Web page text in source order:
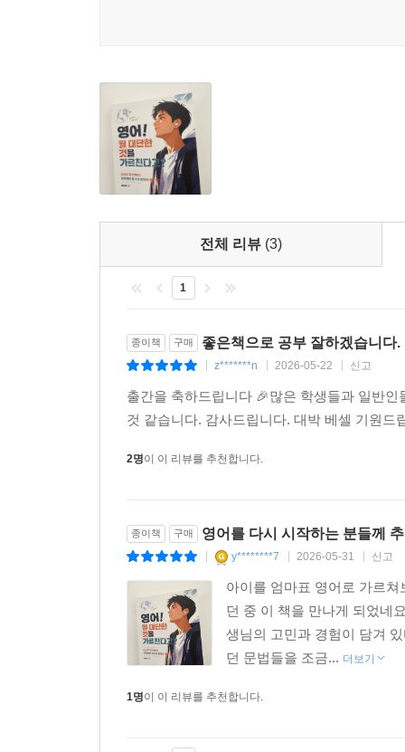
4. 현재완료 계속
5. 현재완료 완료
6. 현재완료 결과
7. 현재완료 진행
8. 과거완료
9. 미래완료
08 조동사
1. must : ~해야만 한다 / ~임에 틀림없다
3. used to / would+동사원형 : ~하곤 했다
4. can : ~할 수 있다 / ~해도 좋다 / ~해 주시겠어요?
5. will : ~할 것이다 / ~해 주겠어요
6. 조동사+have+p.p.
2. 관계부사
3. 관계사 없이 해석하기
5. 전치사+which
6. 계속적, 제한적 용법
7. 복합관계사
8. that의 구별
전체 리뷰 (3)
1
종이책 구매 좋은책으로 공부 잘하겠습니다.
z*******n 2026-05-22 신고
출간을 축하드립니다 🎉많은 학생들과 일반
것 같습니다. 감사드립니다. 대박 베셀 기원
2명이 이 리뷰를 추천합니다.
종이책 구매 영어를 다시 시작하는 분들께
y********7 2026-05-31 신고
아이를 엄마표 영어로 가르
던 중 이 책을 만나게 되었네
생님의 고민과 경험이 담겨
던 문법들을 조금... 더보기
1명이 이 리뷰를 추천합니다.